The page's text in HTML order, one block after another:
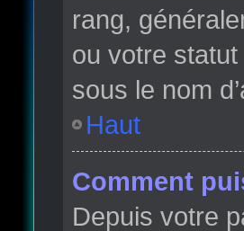
rang,
ou votre
sous le nom
Haut
Comment
Depuis votre